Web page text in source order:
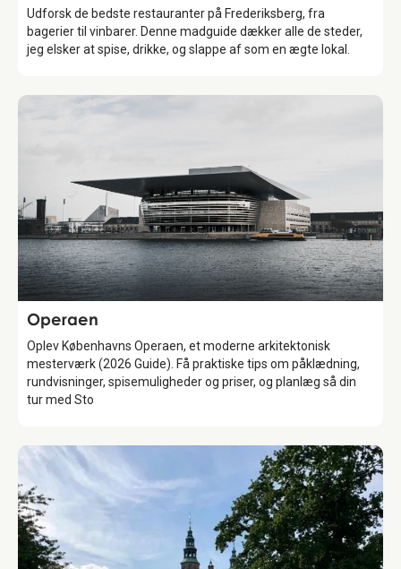
Udforsk de bedste restauranter på Frederiksberg, fra
bagerier til vinbarer. Denne madguide dækker alle de steder,
jeg elsker at spise, drikke, og slappe af som en ægte lokal.
Attraction
Operaen
Oplev Københavns Operaen, et moderne arkitektonisk
mesterværk (2026 Guide). Få praktiske tips om påklædning,
rundvisninger, spisemuligheder og priser, og planlæg så din
tur med Sto